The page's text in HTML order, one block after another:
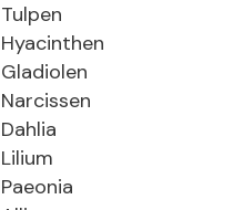
Tulpen
Hyacinthen
Gladiolen
Narcissen
Dahlia
Lilium
Paeonia